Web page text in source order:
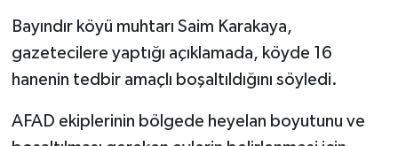
Bayındır köyü muhtarı Saim Karakaya,
gazetecilere yaptığı açıklamada, köyde 16
hanenin tedbir amaçlı boşaltıldığını söyledi.
AFAD ekiplerinin bölgede heyelan boyutunu ve